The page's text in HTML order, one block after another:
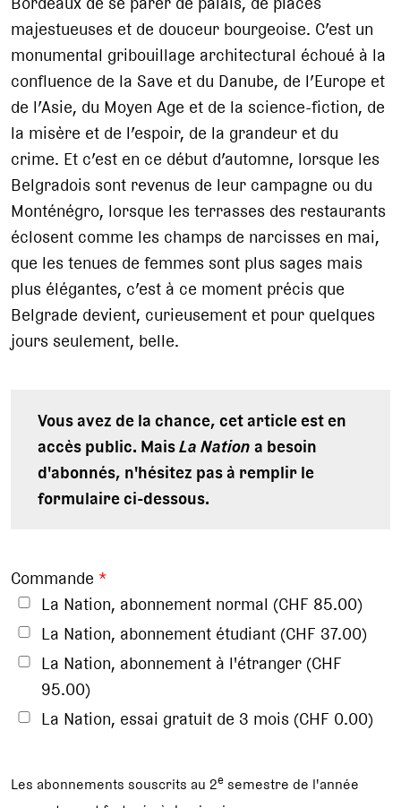
majestueuses et de douceur bourgeoise. C’est un
monumental gribouillage architectural échoué à la
confluence de la Save et du Danube, de l’Europe et
de l’Asie, du Moyen Age et de la science-fiction, de
la misère et de l’espoir, de la grandeur et du
crime. Et c’est en ce début d’automne, lorsque les
Belgradois sont revenus de leur campagne ou du
Monténégro, lorsque les terrasses des restaurants
éclosent comme les champs de narcisses en mai,
que les tenues de femmes sont plus sages mais
plus élégantes, c’est à ce moment précis que
Belgrade devient, curieusement et pour quelques
jours seulement, belle.
Vous avez de la chance, cet article est en
accès public. MaisLa Nationa besoin
d'abonnés, n'hésitez pas à remplir le
formulaire ci-dessous.
Commande *
La Nation, abonnement normal (CHF 85.00)
La Nation, abonnement étudiant (CHF 37.00)
La Nation, abonnement à l'étranger (CHF
95.00)
La Nation, essai gratuit de 3 mois (CHF 0.00)
Les abonnements souscrits au 2e semestre de l'année